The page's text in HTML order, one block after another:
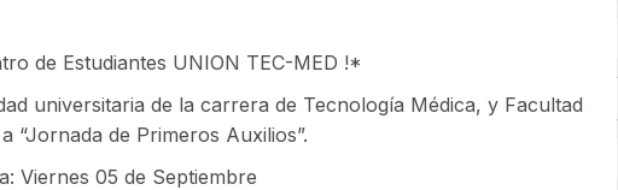
de Estudiantes UNION TEC-MED !*
universitaria de la carrera de Tecnología Médica, y Facultad
“Jornada de Primeros Auxilios”.
Viernes 05 de Septiembre